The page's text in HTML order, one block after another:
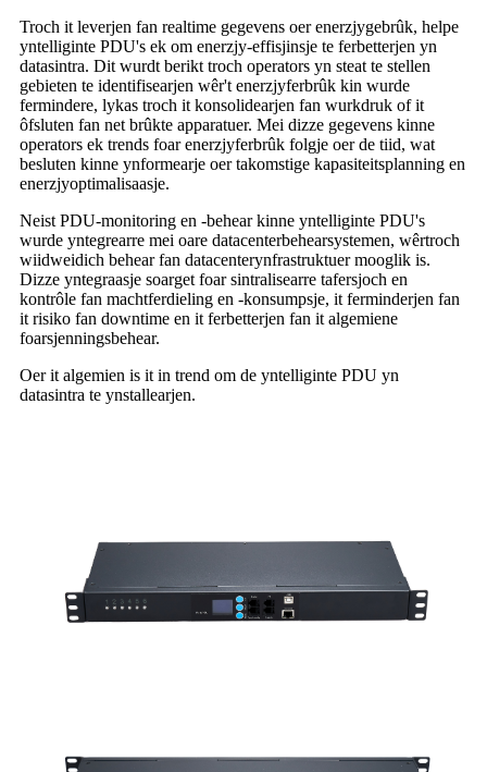
Troch it leverjen fan realtime gegevens oer enerzjygebrûk, helpe
yntelliginte PDU's ek om enerzjy-effisjinsje te ferbetterjen yn
datasintra. Dit wurdt berikt troch operators yn steat te stellen
gebieten te identifisearjen wêr't enerzjyferbrûk kin wurde
fermindere, lykas troch it konsolidearjen fan wurkdruk of it
ôfsluten fan net brûkte apparatuer. Mei dizze gegevens kinne
operators ek trends foar enerzjyferbrûk folgje oer de tiid, wat
besluten kinne ynformearje oer takomstige kapasiteitsplanning en
enerzjyoptimalisaasje.
Neist PDU-monitoring en -behear kinne yntelliginte PDU's
wurde yntegrearre mei oare datacenterbehearsystemen, wêrtroch
wiidweidich behear fan datacenterynfrastruktuer mooglik is.
Dizze yntegraasje soarget foar sintralisearre tafersjoch en
kontrôle fan machtferdieling en -konsumpsje, it ferminderjen fan
it risiko fan downtime en it ferbetterjen fan it algemiene
foarsjenningsbehear.
Oer it algemien is it in trend om de yntelliginte PDU yn
datasintra te ynstallearjen.